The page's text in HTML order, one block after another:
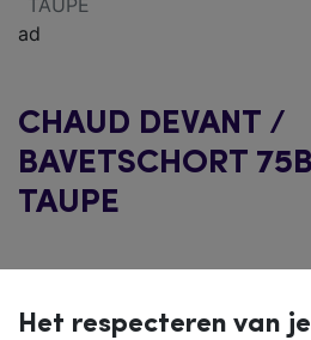
TAUPE
ad
CHAUD DEVANT /
BAVETSCHORT
TAUPE
Het respecteren van